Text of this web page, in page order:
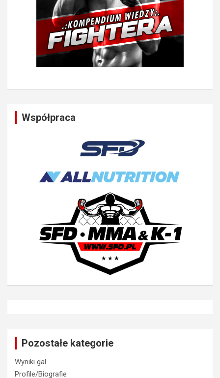
Współpraca
Pozostałe kategorie
Wyniki gal
Profile/Biografie